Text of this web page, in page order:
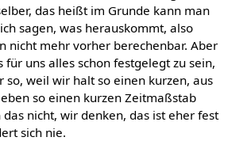
das heißt im Grunde kann man
sagen, was herauskommt, also
nicht mehr vorher berechenbar. Aber
für uns alles schon festgelegt zu sein,
so, weil wir halt so einen kurzen, aus
so einen kurzen Zeitmaßstab
nicht, wir denken, das ist eher fest
sich nie.